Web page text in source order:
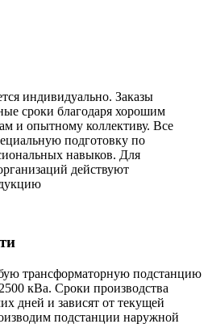
индивидуально. Заказы
сроки благодаря хорошим
и опытному коллективу. Все
подготовку по
навыков. Для
действуют
трансформаторную подстанцию
кВа. Сроки производства
дней и зависят от текущей
подстанции наружной